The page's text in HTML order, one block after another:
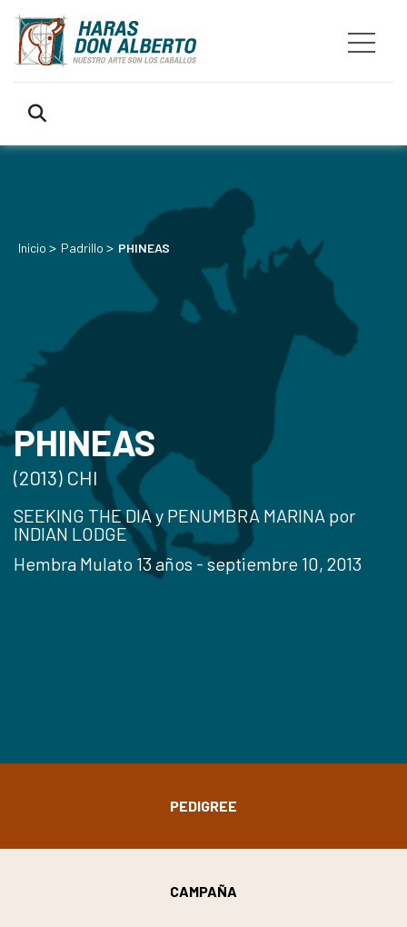
Inicio > Padrillo > PHINEAS
PHINEAS
(2013) CHI
SEEKING THE DIA y PENUMBRA MARINA por
INDIAN LODGE
Hembra Mulato 13 años - septiembre 10, 2013
PEDIGREE
CAMPAÑA